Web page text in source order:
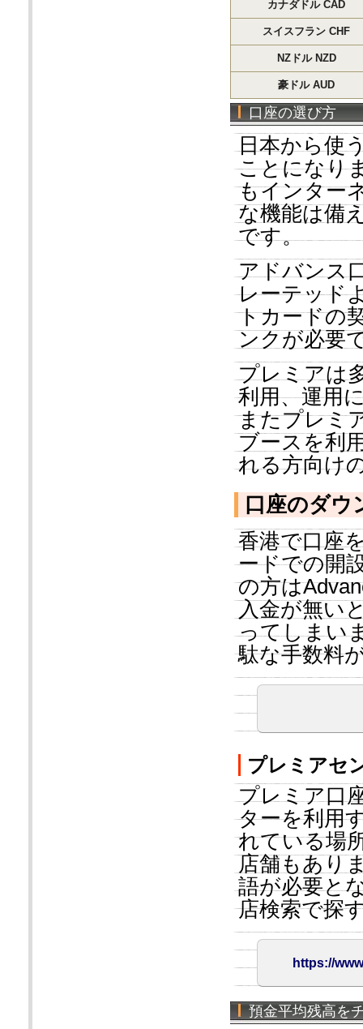
カナダドル CAD
スイスフラン CHF
NZドル NZD
豪ドル AUD
口座の選び方
日本から使
ことになり
もインター
な機能は備
です。
アドバンス
レーテッド
トカードの
ンクが必要
プレミアは
利用、運用
またプレミ
ブースを利
れる方向け
口座のダウ
香港で口座
ードでの開
の方は
入金が無い
ってしまい
駄な手数料
プレミアセ
プレミア口
ターを利用
れている場
店舗もあり
語が必要と
店検索で探
https://
預金平均残高を